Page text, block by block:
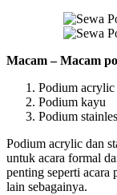
Macam – Macam
Podium acrylic
Podium kayu
Podium
Podium acrylic dan
untuk acara formal
penting seperti acara
lain sebagainya.